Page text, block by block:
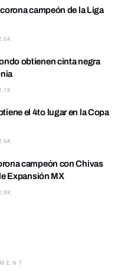
campeón de la Liga
obtienen cinta negra
el 4to lugar en la Copa
campeón con Chivas
Expansión MX